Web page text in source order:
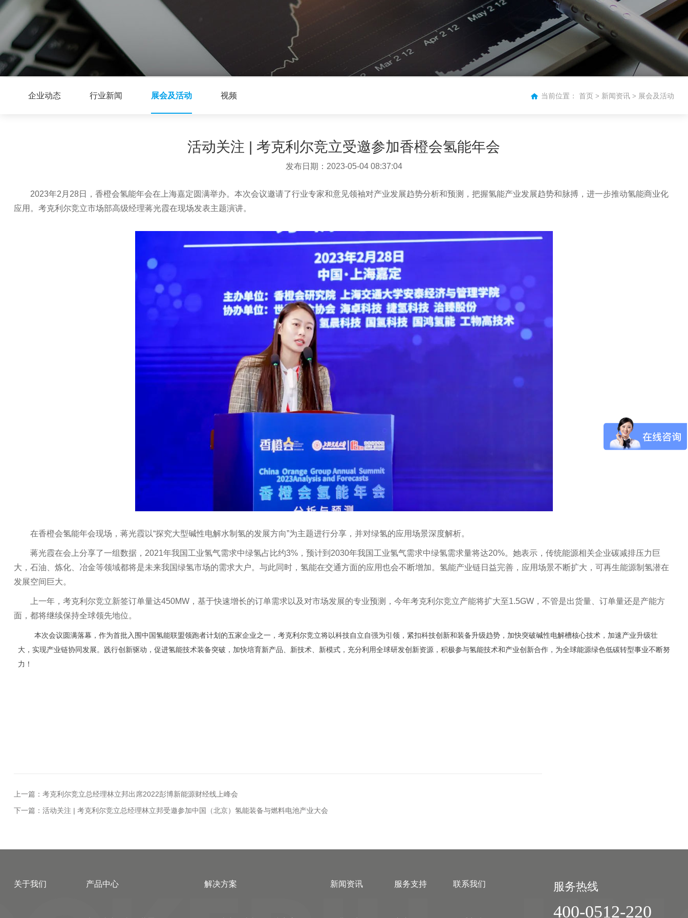
企业动态 行业新闻 展会及活动 视频 当前位置： 首页 > 新闻资讯 > 展会及活动
活动关注 | 考克利尔竞立受邀参加香橙会氢能年会
发布日期：2023-05-04 08:37:04
2023年2月28日，香橙会氢能年会在上海嘉定圆满举办。本次会议邀请了行业专家和意见领袖对产业发展趋势分析和预测，把握氢能产业发展趋势和脉搏，进一步推动氢能商业化
应用。考克利尔竞立市场部高级经理蒋光霞在现场发表主题演讲。
在香橙会氢能年会现场，蒋光霞以“探究大型碱性电解水制氢的发展方向”为主题进行分享，并对绿氢的应用场景深度解析。
蒋光霞在会上分享了一组数据，2021年我国工业氢气需求中绿氢占比约3%，预计到2030年我国工业氢气需求中绿氢需求量将达20%。她表示，传统能源相关企业碳减排压力巨
大，石油、炼化、冶金等领域都将是未来我国绿氢市场的需求大户。与此同时，氢能在交通方面的应用也会不断增加。氢能产业链日益完善，应用场景不断扩大，可再生能源制氢潜在
发展空间巨大。
上一年，考克利尔竞立新签订单量达450MW，基于快速增长的订单需求以及对市场发展的专业预测，今年考克利尔竞立产能将扩大至1.5GW，不管是出货量、订单量还是产能方
面，都将继续保持全球领先地位。
本次会议圆满落幕，作为首批入围中国氢能联盟领跑者计划的五家企业之一，考克利尔竞立将以科技自立自强为引领，紧扣科技创新和装备升级趋势，加快突破碱性电解槽核心技术，加速产业升级壮
大，实现产业链协同发展。践行创新驱动，促进氢能技术装备突破，加快培育新产品、新技术、新模式，充分利用全球研发创新资源，积极参与氢能技术和产业创新合作，为全球能源绿色低碳转型事业不断努
力！
上一篇：考克利尔竞立总经理林立邦出席2022彭博新能源财经线上峰会
下一篇：活动关注 | 考克利尔竞立总经理林立邦受邀参加中国（北京）氢能装备与燃料电池产业大会
关于我们 产品中心 解决方案 新闻资讯 服务支持 联系我们 服务热线
400-0512-220